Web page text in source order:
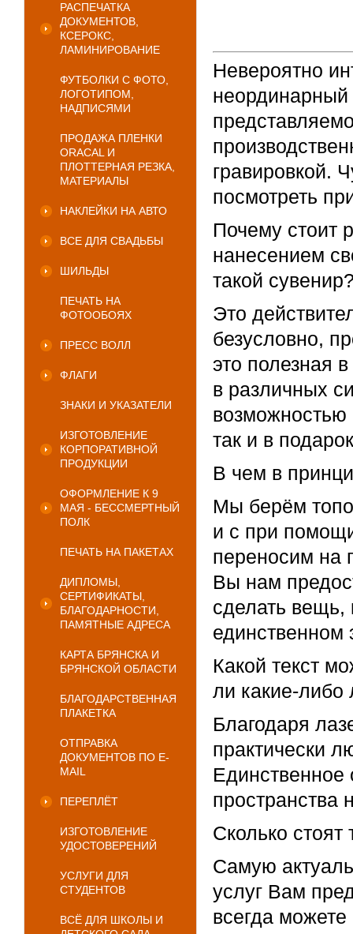
РАСПЕЧАТКА
ДОКУМЕНТОВ,
КСЕРОКС,
ЛАМИНИРОВАНИЕ
ФУТБОЛКИ С ФОТО,
ЛОГОТИПОМ,
НАДПИСЯМИ
ПРОДАЖА ПЛЕНКИ
ORACAL И
ПЛОТТЕРНАЯ РЕЗКА,
МАТЕРИАЛЫ
НАКЛЕЙКИ НА АВТО
ВСЕ ДЛЯ СВАДЬБЫ
ШИЛЬДЫ
ПЕЧАТЬ НА
ФОТООБОЯХ
ПРЕСС ВОЛЛ
ФЛАГИ
ЗНАКИ И УКАЗАТЕЛИ
ИЗГОТОВЛЕНИЕ
КОРПОРАТИВНОЙ
ПРОДУКЦИИ
ОФОРМЛЕНИЕ К 9
МАЯ - БЕССМЕРТНЫЙ
ПОЛК
ПЕЧАТЬ НА ПАКЕТАХ
ДИПЛОМЫ,
СЕРТИФИКАТЫ,
БЛАГОДАРНОСТИ,
ПАМЯТНЫЕ АДРЕСА
КАРТА БРЯНСКА И
БРЯНСКОЙ ОБЛАСТИ
БЛАГОДАРСТВЕННАЯ
ПЛАКЕТКА
ОТПРАВКА
ДОКУМЕНТОВ ПО E-
MAIL
ПЕРЕПЛЁТ
ИЗГОТОВЛЕНИЕ
УДОСТОВЕРЕНИЙ
УСЛУГИ ДЛЯ
СТУДЕНТОВ
ВСЁ ДЛЯ ШКОЛЫ И
Невероятно
неординарный
гравировкой.
посмотреть
Почему стоит
нанесением
такой
Это
безусловно,
это полезная
в различных
возможностью
так и в
В чем в
Мы берём
и с при
переносим на
Вы нам
сделать вещь,
единственном
Какой текст
ли какие-либо
Благодаря
практически
Единственное
пространства
Сколько
Самую
услуг Вам
всегда